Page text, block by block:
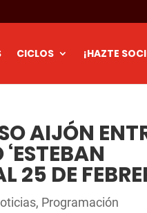
CICLOS ¡HAZTE
AIJÓN
25 DE
, Programación